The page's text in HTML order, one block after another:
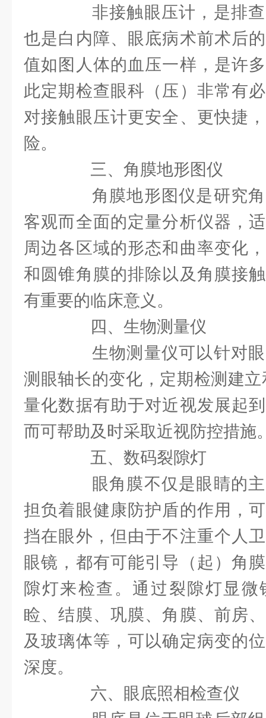
非接触眼压计，是排查
也是白内障、眼底病术前术后
值如图人体的血压一样，是许
此定期检查眼科（压）非常有
对接触眼压计更安全、更快捷
险。
三、角膜地形图仪
角膜地形图仪是研究角
客观而全面的定量分析仪器，
周边各区域的形态和曲率变化
和圆锥角膜的排除以及角膜接
有重要的临床意义。
四、生物测量仪
生物测量仪可以针对眼
测眼轴长的变化，定期检测建
量化数据有助于对近视发展起
而可帮助及时采取近视防控措施
五、数码裂隙灯
眼角膜不仅是眼睛的主
担负着眼健康防护盾的作用，
挡在眼外，但由于不注重个人
眼镜，都有可能引导（起）角
隙灯来检查。通过裂隙灯显
睑、结膜、巩膜、角膜、前房
及玻璃体等，可以确定病变的
深度。
六、眼底照相检查仪